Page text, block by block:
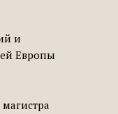
и
Европы